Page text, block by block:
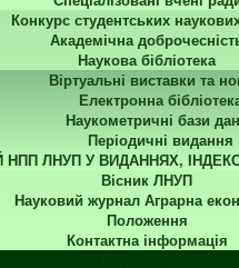
Конкурс студентських
Академічна
Наукова бібліотека
Віртуальні виставки та
Електронна
Наукометричні бази
Періодичні видання
НПП ЛНУП У ВИДАННЯХ,
Вісник ЛНУП
Науковий журнал Аграрна
Положення
Контактна інформація